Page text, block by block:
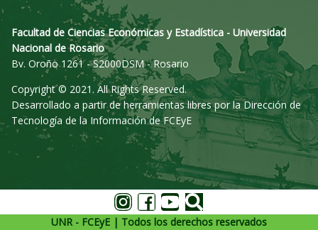
Facultad de Ciencias Económicas y Estadística - Universidad
Nacional de Rosario
Bv. Oroño 1261 - S2000DSM - Rosario
Copyright © 2021. All Rights Reserved.
Desarrollado a partir de herramientas libres por la Dirección de
Tecnología de la Información de FCEyE
UNR - FCEyE | Todos los derechos reservados